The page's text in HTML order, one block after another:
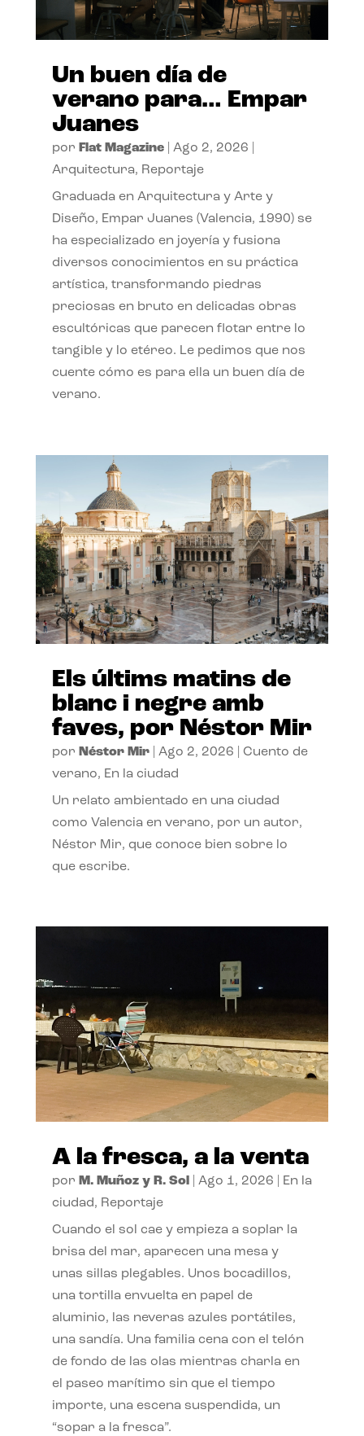
Un buen día de
verano para… Empar
Juanes
por Flat Magazine| Ago 2, 2026
Arquitectura, Reportaje
Graduada en Arquitectura y Arte y
Diseño, Empar Juanes (Valencia, 1990) se
ha especializado en joyería y fusiona
diversos conocimientos en su práctica
artística, transformando piedras
preciosas en bruto en delicadas obras
escultóricas que parecen flotar entre lo
tangible y lo etéreo. Le pedimos que nos
cuente cómo es para ella un buen día de
verano.
Els últims matins de
blanc i negre amb
faves, por Néstor Mir
por Néstor Mir| Ago 2, 2026
Cuento de
verano, En la ciudad
Un relato ambientado en una ciudad
como Valencia en verano, por un autor,
Néstor Mir, que conoce bien sobre lo
que escribe.
A la fresca, a la venta
por M. Muñoz y R. Sol| Ago 1, 2026
En la
ciudad, Reportaje
Cuando el sol cae y empieza a soplar la
brisa del mar, aparecen una mesa y
unas sillas plegables. Unos bocadillos,
una tortilla envuelta en papel de
aluminio, las neveras azules portátiles,
una sandía. Una familia cena con el telón
de fondo de las olas mientras charla en
el paseo marítimo sin que el tiempo
importe, una escena suspendida, un
“sopar a la fresca”.